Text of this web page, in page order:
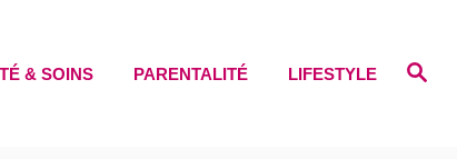
S
& SOINS PARENTALITÉ LIFESTYLE